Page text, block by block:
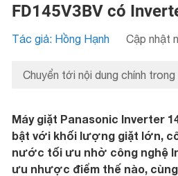
FD145V3BV có
Tác giả: Hồng Hạnh Cập nhật
Chuyển tới nội dung chính trong
Máy giặt Panasonic Inverter
bật với khối lượng giặt lớn,
nước tối ưu nhờ công nghệ
ưu nhược điểm thế nào,